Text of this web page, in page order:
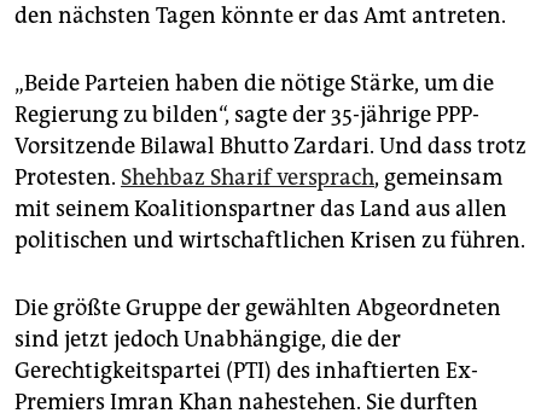
den nächsten Tagen könnte er das Amt antreten.
„Beide Parteien haben die nötige Stärke, um die
Regierung zu bilden“, sagte der 35-jährige PPP-
Vorsitzende Bilawal Bhutto Zardari. Und dass trotz
Protesten. Shehbaz Sharif versprach, gemeinsam
mit seinem Koalitionspartner das Land aus allen
politischen und wirtschaftlichen Krisen zu führen.
Die größte Gruppe der gewählten Abgeordneten
sind jetzt jedoch Unabhängige, die der
Gerechtigkeitspartei (PTI) des inhaftierten Ex-
Premiers Imran Khan nahestehen. Sie durften